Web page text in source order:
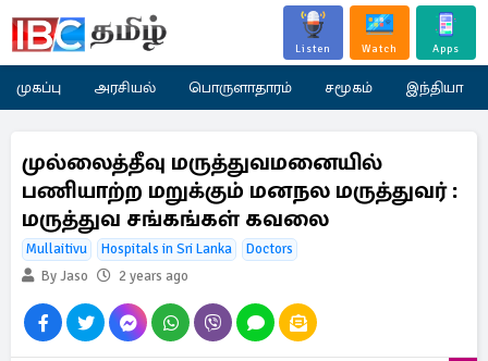
Listen Watch Apps
முகப்பு அரசியல் பொருளாதாரம் சமூகம் இந்தியா
முல்லைத்தீவு மருத்துவமனையில்
பணியாற்ற மறுக்கும் மனநல மருத்துவர் :
மருத்துவ சங்கங்கள் கவலை
Mullaitivu Hospitals in Sri Lanka
Doctors
By Jaso
2 years ago